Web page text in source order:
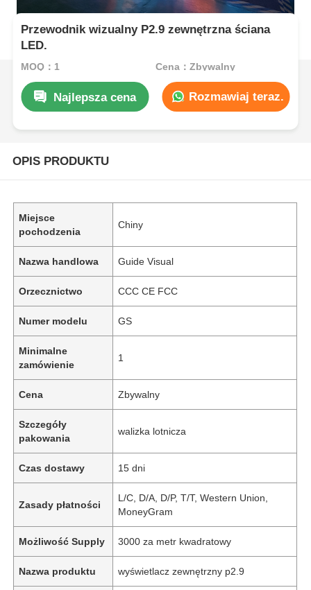
Przewodnik wizualny P2.9 zewnętrzna ściana
LED.
MOQ：1 Cena：Zbywalny
Najlepsza cena Rozmawiaj teraz.
OPIS PRODUKTU
Miejsce
pochodzenia
Chiny
Nazwa handlowa Guide Visual
Orzecznictwo CCC CE FCC
Numer modelu GS
Minimalne
zamówienie
1
Cena Zbywalny
Szczegóły
pakowania
walizka lotnicza
Czas dostawy 15 dni
Zasady płatności
L/C, D/A, D/P, T/T, Western Union,
MoneyGram
Możliwość Supply 3000 za metr kwadratowy
Nazwa produktu wyświetlacz zewnętrzny p2.9